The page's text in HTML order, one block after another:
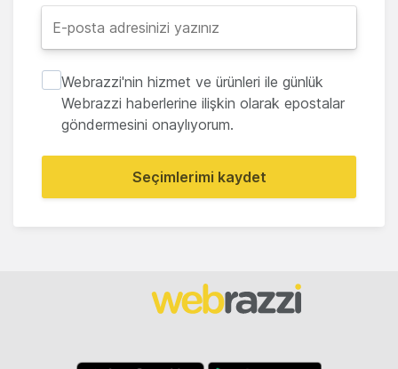
Webrazzi'nin hizmet ve ürünleri ile günlük
Webrazzi haberlerine ilişkin olarak epostalar
göndermesini onaylıyorum.
Seçimlerimi kaydet